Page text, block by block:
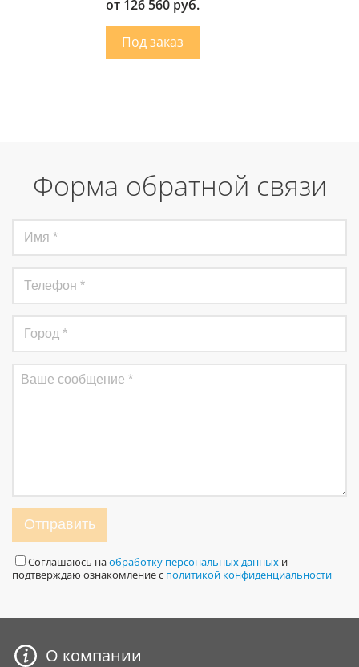
от 126 560 руб.
Форма обратной связи
Отправить
Соглашаюсь наобработку персональных данных и
подтверждаю ознакомление с политикой конфиденциальности
О компании